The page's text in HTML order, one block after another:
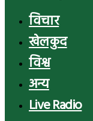
विचार
खेलकुद
विश्व
अन्य
Live Radio